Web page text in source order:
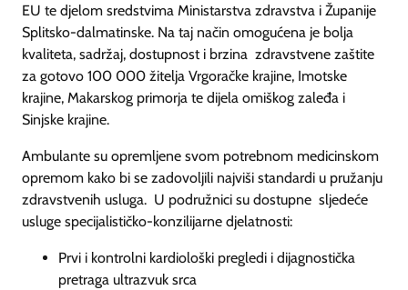
EU te djelom sredstvima Ministarstva zdravstva i Županije
Splitsko-dalmatinske. Na taj način omogućena je bolja
kvaliteta, sadržaj, dostupnost i brzina zdravstvene zaštite
za gotovo 100 000 žitelja Vrgoračke krajine, Imotske
krajine, Makarskog primorja te dijela omiškog zaleđa i
Sinjske krajine.
Ambulante su opremljene svom potrebnom medicinskom
opremom kako bi se zadovoljili najviši standardi u pružanju
zdravstvenih usluga. U podružnici su dostupne sljedeće
usluge specijalističko-konzilijarne djelatnosti:
Prvi i kontrolni kardiološki pregledi i dijagnostička
pretraga ultrazvuk srca